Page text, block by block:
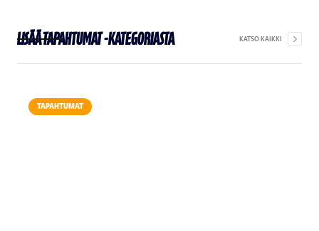
LisääTapahtumat-kategoriasta KATSO KAIKKI
TAPAHTUMAT